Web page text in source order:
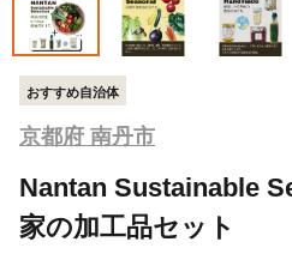
おすすめ自治体
京都府 南丹市
Nantan Sustainable
家の加工品セット